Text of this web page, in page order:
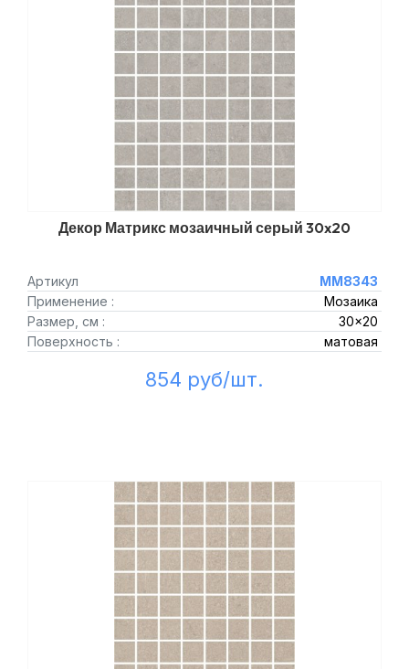
Декор Матрикс мозаичный серый 30x20
Артикул
MM8343
Применение :
Мозаика
Размер, см :
30x20
Поверхность :
матовая
854 руб/шт.